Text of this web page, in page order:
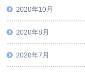
2020年10月
2020年8月
2020年7月